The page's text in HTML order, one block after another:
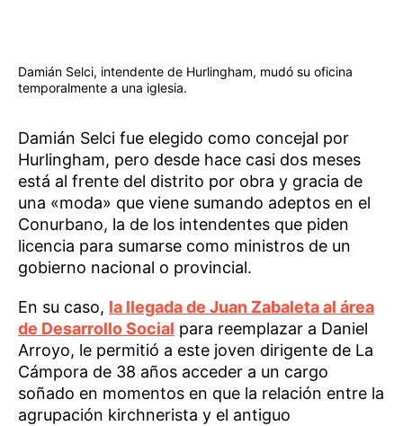
Damián Selci, intendente de Hurlingham, mudó su oficina
temporalmente a una iglesia.
Damián Selci fue elegido como concejal por
Hurlingham, pero desde hace casi dos meses
está al frente del distrito por obra y gracia de
una «moda» que viene sumando adeptos en el
Conurbano, la de los intendentes que piden
licencia para sumarse como ministros de un
gobierno nacional o provincial.
En su caso, la llegada de Juan Zabaleta al área
de Desarrollo Social para reemplazar a Daniel
Arroyo, le permitió a este joven dirigente de La
Cámpora de 38 años acceder a un cargo
soñado en momentos en que la relación entre la
agrupación kirchnerista y el antiguo